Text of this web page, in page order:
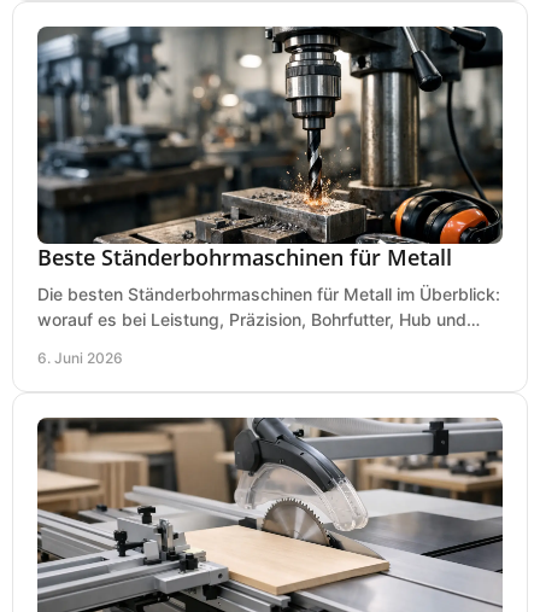
Beste Ständerbohrmaschinen für Metall
Die besten Ständerbohrmaschinen für Metall im Überblick:
worauf es bei Leistung, Präzision, Bohrfutter, Hub und
6. Juni 2026